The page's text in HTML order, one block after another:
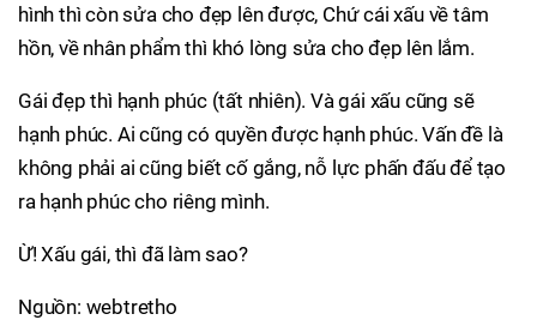
hình thì còn sửa cho đẹp lên được, Chứ cái xấu về tâm
hồn, về nhân phẩm thì khó lòng sửa cho đẹp lên lắm.
Gái đẹp thì hạnh phúc (tất nhiên). Và gái xấu cũng sẽ
hạnh phúc. Ai cũng có quyền được hạnh phúc. Vấn đề là
không phải ai cũng biết cố gắng, nỗ lực phấn đấu để tạo
ra hạnh phúc cho riêng mình.
Ừ! Xấu gái, thì đã làm sao?
Nguồn: webtretho